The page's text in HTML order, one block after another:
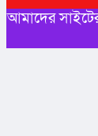
আমাদের